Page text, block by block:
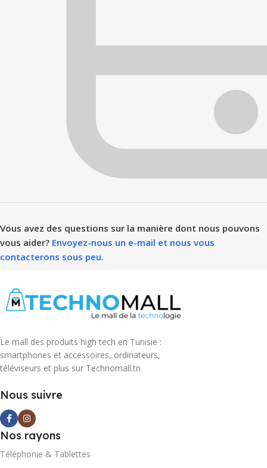
Vous avez des questions sur la manière dont nous pouvons
vous aider? Envoyez-nous un e-mail et nous vous
contacterons sous peu.
Le mall des produits high tech en Tunisie :
smartphones et accessoires, ordinateurs,
téléviseurs et plus sur Technomall.tn
Nous suivre
Nos rayons
Téléphonie & Tablettes